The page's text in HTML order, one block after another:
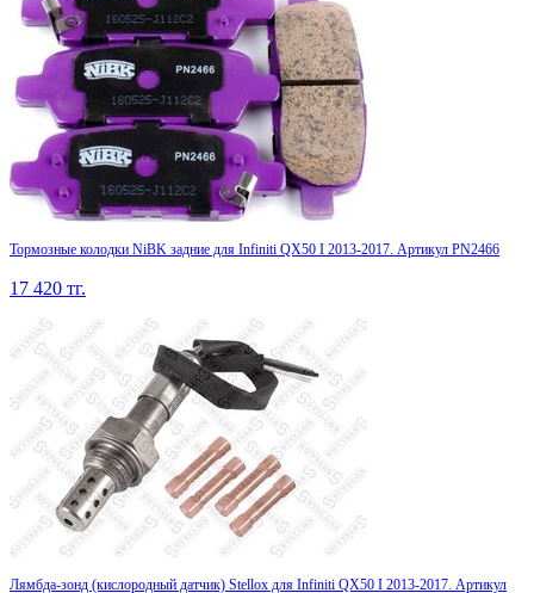
Тормозные колодки NiBK задние для Infiniti QX50 I 2013-2017. Артикул PN2466
17 420 тг.
Лямбда-зонд (кислородный датчик) Stellox для Infiniti QX50 I 2013-2017. Артикул